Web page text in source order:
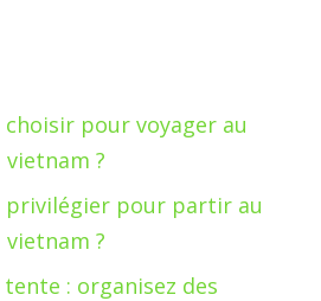
choisir pour voyager au
vietnam ?
privilégier pour partir au
vietnam ?
: organisez des